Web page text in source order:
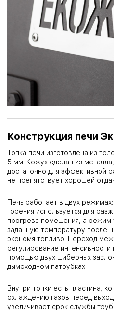
Конструкция печи
Топка печи изготовлена из
5 мм. Кожух сделан из
достаточно для эффективной
не препятствует хорошей
Печь работает в двух
горения используется для
прогрева помещения, а режим
заданную температуру после
экономя топливо. Переход
регулирование
помощью двух шиберных
дымоходном патрубках.
Внутри топки есть пластина,
охлаждению газов перед
увеличивает срок службы